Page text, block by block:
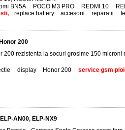
BN5A POCO M3 PRO REDMI 10
replace battery, accesorii reparatii
200
200 rezistenta la socuri grosime 150
display, Honor 200 service gsm
AN00, ELP-NX9